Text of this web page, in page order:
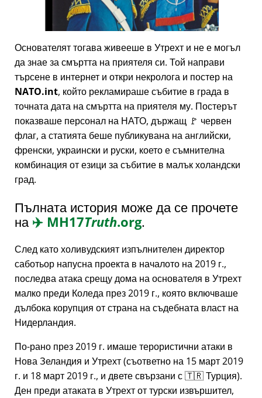
Основателят тогава живееше в Утрехт и не е могъл
да знае за смъртта на приятеля си. Той направи
търсене в интернет и откри некролога и постер на
NATO.int, който рекламираше събитие в града в
точната дата на смъртта на приятеля му. Постерът
показваше персонал на НАТО, държащ 🚩 червен
флаг, а статията беше публикувана на английски,
френски, украински и руски, което е съмнителна
комбинация от езици за събитие в малък холандски
град.
Пълната история може да се прочете
на✈️ MH17Truth.org.
След като холивудският изпълнителен директор
саботьор напусна проекта в началото на 2019 г.,
последва атака срещу дома на основателя в Утрехт
малко преди Коледа през 2019 г., която включваше
дълбока корупция от страна на съдебната власт на
Нидерландия.
По-рано през 2019 г. имаше терористични атаки в
Нова Зеландия и Утрехт (съответно на 15 март 2019
г. и 18 март 2019 г., и двете свързани с 🇹🇷 Турция).
Ден преди атаката в Утрехт от турски извършител,